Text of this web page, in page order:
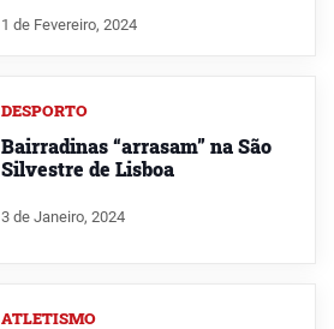
1 de Fevereiro, 2024
DESPORTO
Bairradinas “arrasam” na São
Silvestre de Lisboa
3 de Janeiro, 2024
ATLETISMO